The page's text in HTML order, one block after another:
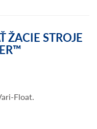
ŽACIE STROJE
Float.